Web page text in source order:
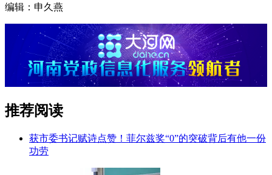
编辑：申久燕
推荐阅读
获市委书记赋诗点赞！菲尔兹奖“0”的突破背后有他一份
功劳